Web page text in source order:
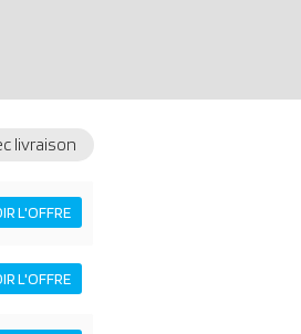
livraison
L'OFFRE
L'OFFRE